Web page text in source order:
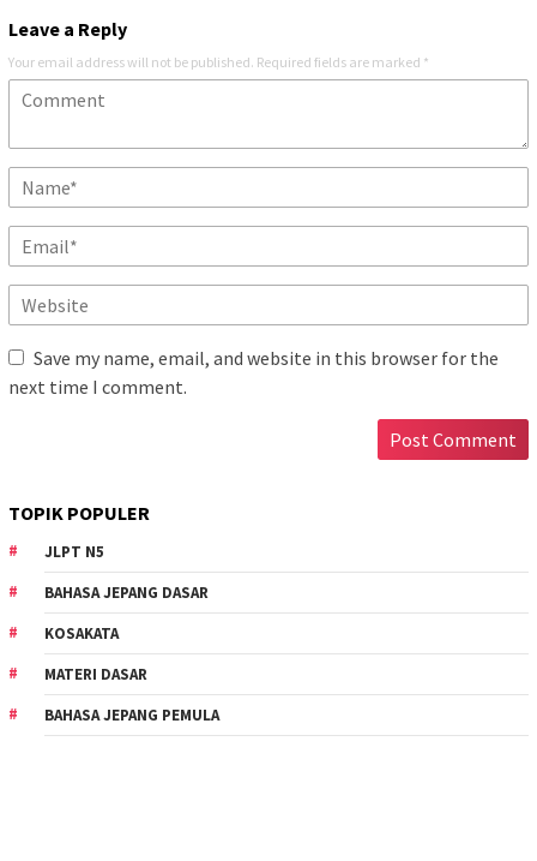
Leave a Reply
Your email address will not be published. Required fields are marked *
Save my name, email, and website in this browser for the
next time I comment.
TOPIK POPULER
JLPT N5
BAHASA JEPANG DASAR
KOSAKATA
MATERI DASAR
BAHASA JEPANG PEMULA